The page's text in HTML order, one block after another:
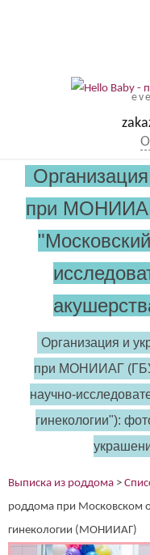
данных в
при
Организация и
при МОНИИАГ
научно-
гинекологии"):
Выписка из роддома >
роддома при Московском
гинекологии (МОНИИАГ)